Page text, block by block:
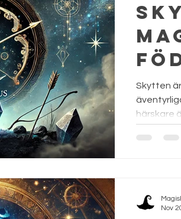
Skytten
härskare
Nov